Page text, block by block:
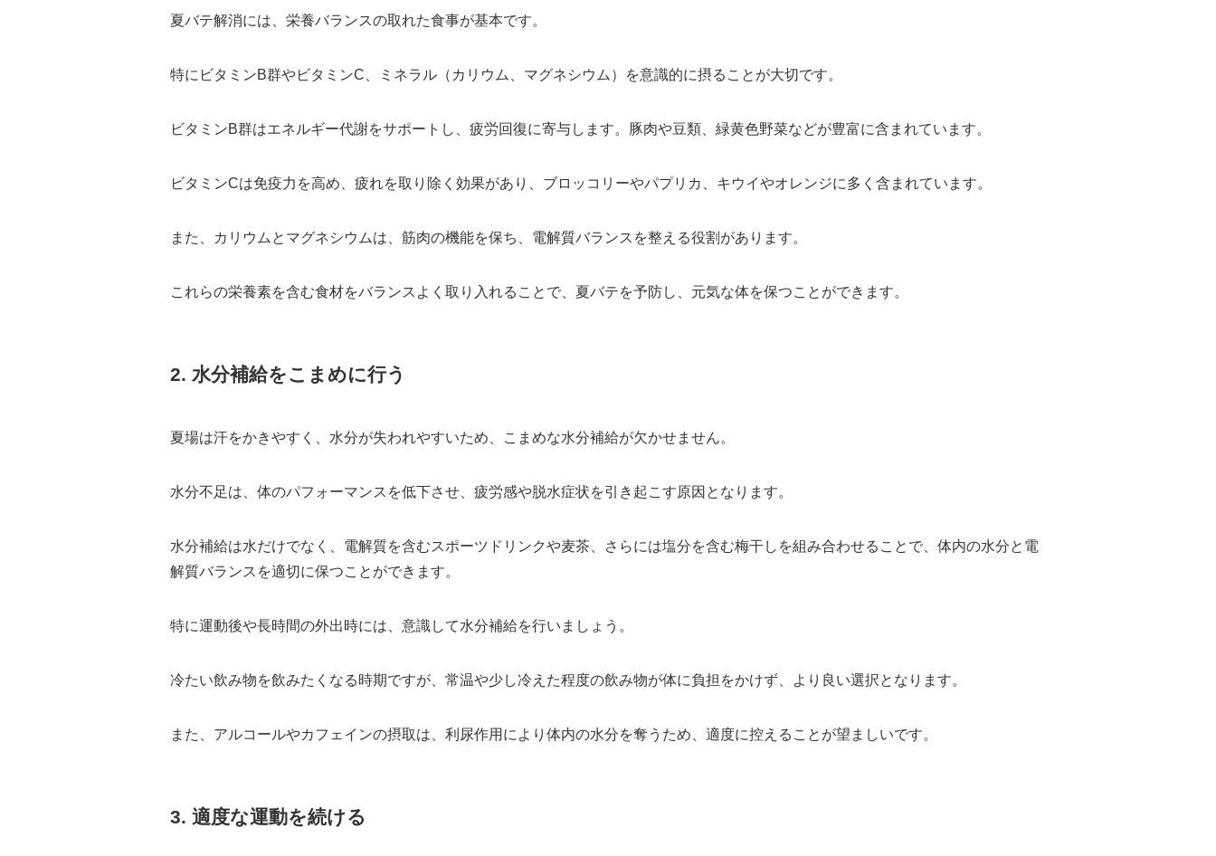
夏バテ解消には、栄養バランスの取れた食事が基本です。
特にビタミンB群やビタミンC、ミネラル（カリウム、マグネシウム）を意識的に摂ることが大切です。
ビタミンB群はエネルギー代謝をサポートし、疲労回復に寄与します。豚肉や豆類、緑黄色野菜などが豊富に含まれています。
ビタミンCは免疫力を高め、疲れを取り除く効果があり、ブロッコリーやパプリカ、キウイやオレンジに多く含まれています。
また、カリウムとマグネシウムは、筋肉の機能を保ち、電解質バランスを整える役割があります。
これらの栄養素を含む食材をバランスよく取り入れることで、夏バテを予防し、元気な体を保つことができます。
2. 水分補給をこまめに行う
夏場は汗をかきやすく、水分が失われやすいため、こまめな水分補給が欠かせません。
水分不足は、体のパフォーマンスを低下させ、疲労感や脱水症状を引き起こす原因となります。
水分補給は水だけでなく、電解質を含むスポーツドリンクや麦茶、さらには塩分を含む梅干しを組み合わせることで、体内の水分と電
解質バランスを適切に保つことができます。
特に運動後や長時間の外出時には、意識して水分補給を行いましょう。
冷たい飲み物を飲みたくなる時期ですが、常温や少し冷えた程度の飲み物が体に負担をかけず、より良い選択となります。
また、アルコールやカフェインの摂取は、利尿作用により体内の水分を奪うため、適度に控えることが望ましいです。
3. 適度な運動を続ける